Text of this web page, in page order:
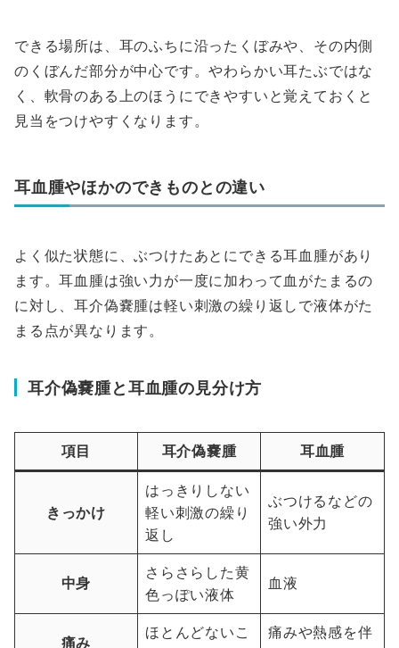
できる場所は、耳のふちに沿ったくぼみや、その内側
のくぼんだ部分が中心です。やわらかい耳たぶではな
く、軟骨のある上のほうにできやすいと覚えておくと
見当をつけやすくなります。
耳血腫やほかのできものとの違い
よく似た状態に、ぶつけたあとにできる耳血腫があり
ます。耳血腫は強い力が一度に加わって血がたまるの
に対し、耳介偽嚢腫は軽い刺激の繰り返しで液体がた
まる点が異なります。
耳介偽嚢腫と耳血腫の見分け方
項目 耳介偽嚢腫 耳血腫
きっかけ
はっきりしない
軽い刺激の繰り
返し
ぶつけるなどの
強い外力
中身
さらさらした黄
色っぽい液体
血液
痛み
ほとんどないこ
痛みや熱感を伴